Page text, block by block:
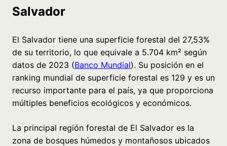
Salvador
El Salvador tiene una superficie forestal del 27,53%
de su territorio, lo que equivale a 5.704 km² según
datos de 2023 (Banco Mundial). Su posición en el
ranking mundial de superficie forestal es 129 y es un
recurso importante para el país, ya que proporciona
múltiples beneficios ecológicos y económicos.
La principal región forestal de El Salvador es la
zona de bosques húmedos y montañosos ubicados